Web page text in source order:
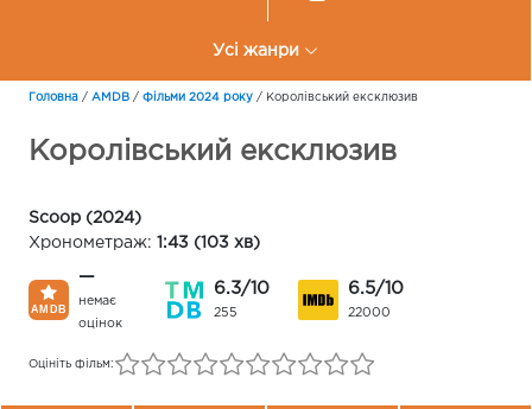
Усі жанри
Головна / AMDB / Фільми 2024 року / Королівський ексклюзив
Королівський ексклюзив
Scoop (2024)
Хронометраж: 1:43 (103 хв)
—
немає
оцінок
6.3/10
255
6.5/10
22000
Оцініть фільм: